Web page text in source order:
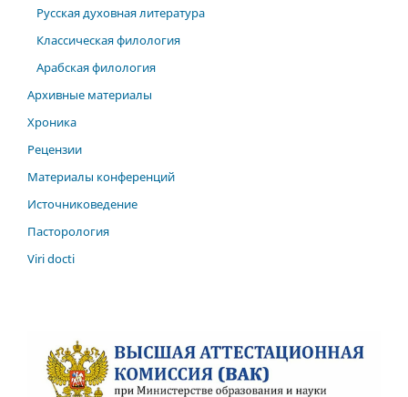
Русская духовная литература
Классическая филология
Арабская филология
Архивные материалы
Хроника
Рецензии
Материалы конференций
Источниковедение
Пасторология
Viri docti